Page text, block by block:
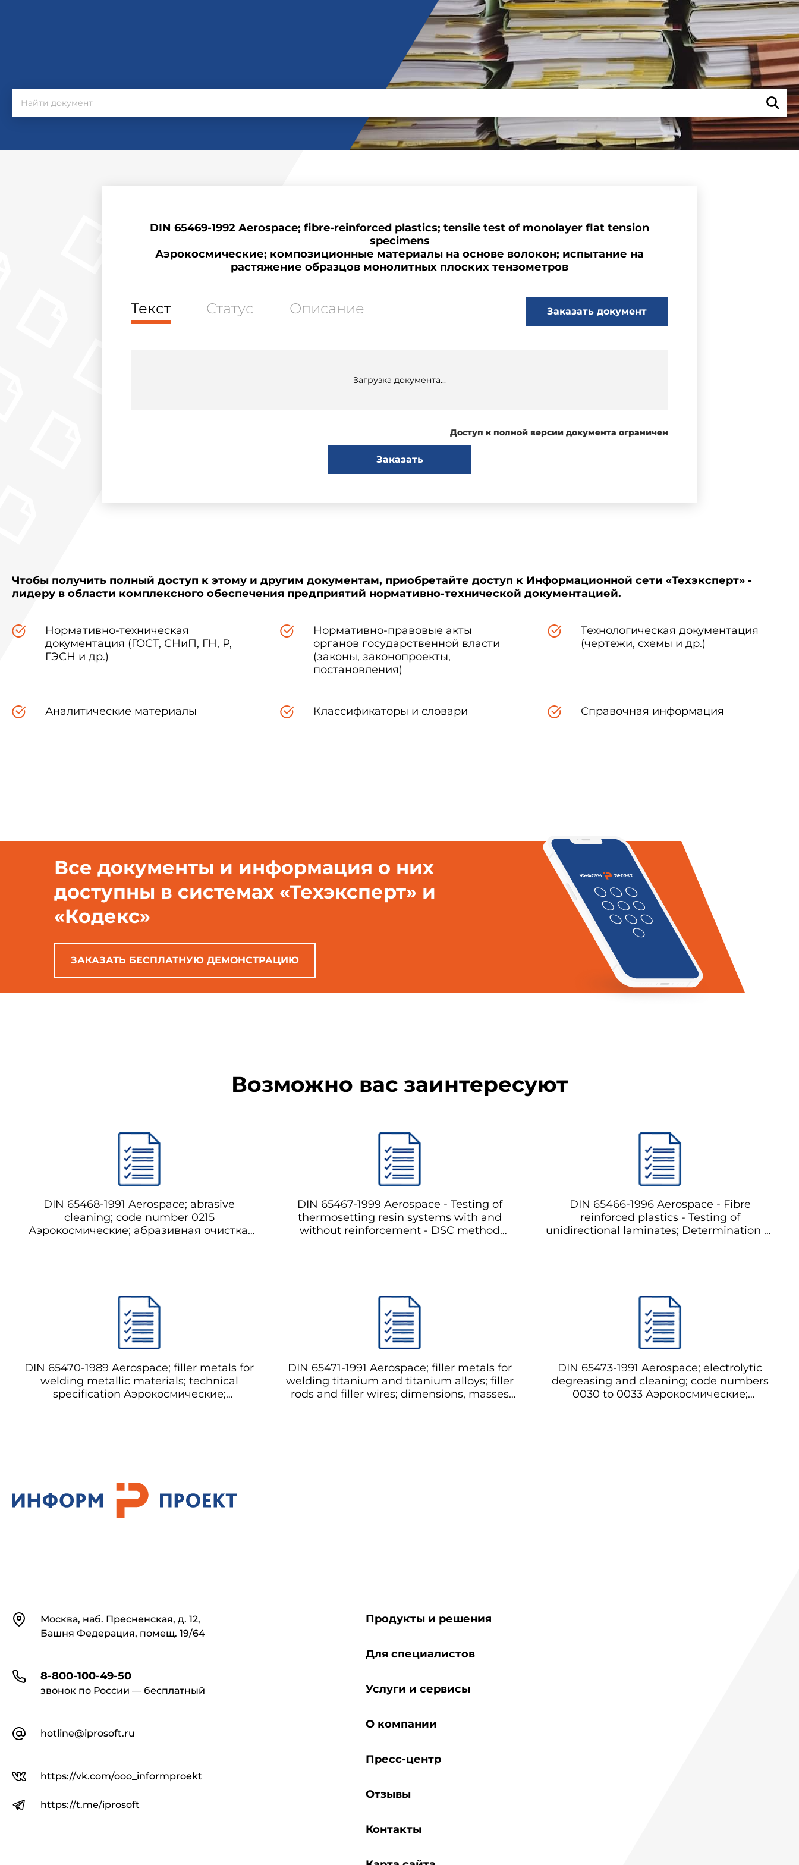
DIN 65469-1992 Aerospace; fibre-reinforced plastics; tensile test of monolayer flat tension
specimens
Аэрокосмические; композиционные материалы на основе волокон; испытание на
растяжение образцов монолитных плоских тензометров
Текст Статус Описание Заказать документ
Загрузка документа...
Доступ к полной версии документа ограничен
Заказать
Чтобы получить полный доступ к этому и другим документам, приобретайте доступ к Информационной сети «Техэксперт» -
лидеру в области комплексного обеспечения предприятий нормативно-технической документацией.
Нормативно-техническая
документация (ГОСТ, СНиП, ГН, Р,
ГЭСН и др.)
Нормативно-правовые акты
органов государственной власти
(законы, законопроекты,
постановления)
Технологическая документация
(чертежи, схемы и др.)
Аналитические материалы Классификаторы и словари Справочная информация
Все документы и информация о них
доступны в системах «Техэксперт» и
«Кодекс»
ЗАКАЗАТЬ БЕСПЛАТНУЮ ДЕМОНСТРАЦИЮ
Возможно вас заинтересуют
DIN 65468-1991 Aerospace; abrasive
cleaning; code number 0215
Аэрокосмические; абразивная очистка;
DIN 65467-1999 Aerospace - Testing of
thermosetting resin systems with and
without reinforcement - DSC method
DIN 65466-1996 Aerospace - Fibre
reinforced plastics - Testing of
unidirectional laminates; Determination of
ламинатов; Определение сдвиговой
прочности и модуля сдвига в
растяжении
DIN 65470-1989 Aerospace; filler metals for
welding metallic materials; technical
specification Аэрокосмические;
DIN 65471-1991 Aerospace; filler metals for
welding titanium and titanium alloys; filler
rods and filler wires; dimensions, masses
DIN 65473-1991 Aerospace; electrolytic
degreasing and cleaning; code numbers
0030 to 0033 Аэрокосмические;
КонтактыМосква, наб. Пресненская, д. 12,
Башня Федерация, помещ. 19/64
8-800-100-49-50
звонок по России — бесплатный
hotline@iprosoft.ru
https://vk.com/ooo_informproekt
https://t.me/iprosoft
Продукты и решения
Для специалистов
Услуги и сервисы
О компании
Пресс-центр
Отзывы
Контакты